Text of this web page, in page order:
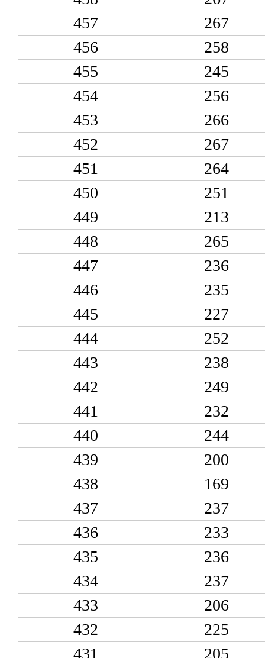
457
267
456
258
455
245
454
256
453
266
452
267
451
264
450
251
449
213
448
265
447
236
446
235
445
227
444
252
443
238
442
249
441
232
440
244
439
200
438
169
437
237
436
233
435
236
434
237
433
206
432
225
431
205